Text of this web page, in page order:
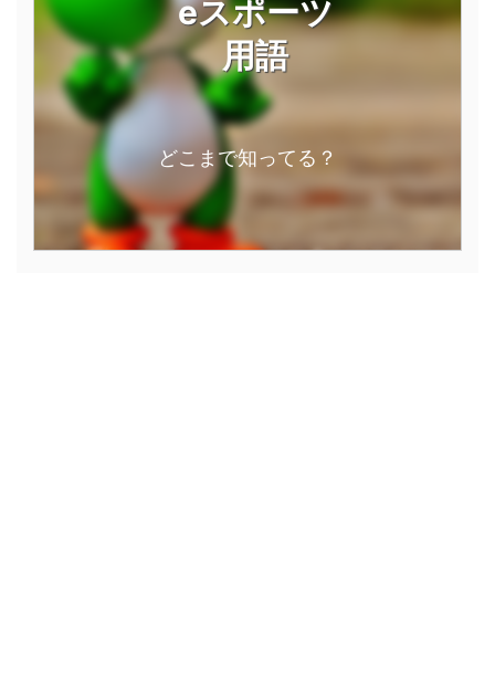
eスポーツ
用語
どこまで知ってる？